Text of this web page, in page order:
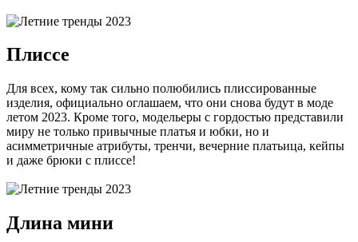
Плиссе
Для всех, кому так сильно полюбились плиссированные
изделия, официально оглашаем, что они снова будут в моде
летом 2023. Кроме того, модельеры с гордостью представили
миру не только привычные платья и юбки, но и
асимметричные атрибуты, тренчи, вечерние платьица, кейпы
и даже брюки с плиссе!
Длина мини